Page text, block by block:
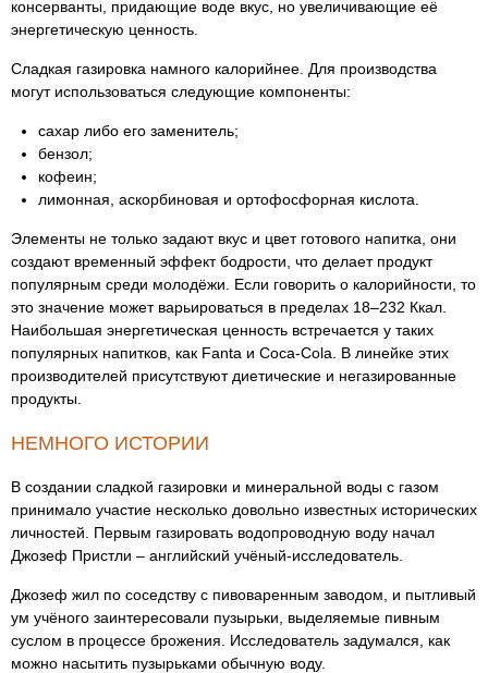
консерванты, придающие воде вкус, но увеличивающие её
энергетическую ценность.
Сладкая газировка намного калорийнее. Для производства
могут использоваться следующие компоненты:
сахар либо его заменитель;
бензол;
кофеин;
лимонная, аскорбиновая и ортофосфорная кислота.
Элементы не только задают вкус и цвет готового напитка, они
создают временный эффект бодрости, что делает продукт
популярным среди молодёжи. Если говорить о калорийности, то
это значение может варьироваться в пределах 18–232 Ккал.
Наибольшая энергетическая ценность встречается у таких
популярных напитков, как Fanta и Coca-Cola. В линейке этих
производителей присутствуют диетические и негазированные
продукты.
НЕМНОГО ИСТОРИИ
В создании сладкой газировки и минеральной воды с газом
принимало участие несколько довольно известных исторических
личностей. Первым газировать водопроводную воду начал
Джозеф Пристли – английский учёный-исследователь.
Джозеф жил по соседству с пивоваренным заводом, и пытливый
ум учёного заинтересовали пузырьки, выделяемые пивным
суслом в процессе брожения. Исследователь задумался, как
можно насытить пузырьками обычную воду.